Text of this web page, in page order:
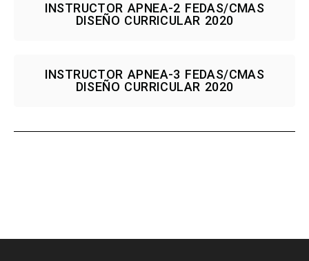
INSTRUCTOR APNEA-2 FEDAS/CMAS
DISEÑO CURRICULAR 2020
INSTRUCTOR APNEA-3 FEDAS/CMAS
DISEÑO CURRICULAR 2020